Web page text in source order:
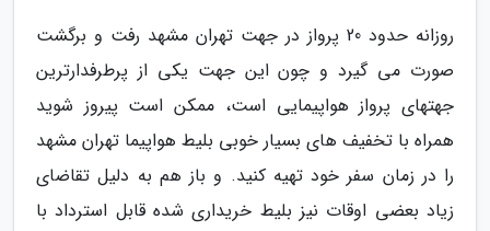
روزانه حدود 20 پرواز در جهت تهران مشهد رفت و برگشت
صورت می گیرد و چون این جهت یکی از پرطرفدارترین
جهتهای پرواز هواپیمایی است، ممکن است پیروز شوید
همراه با تخفیف های بسیار خوبی بلیط هواپیما تهران مشهد
را در زمان سفر خود تهیه کنید. و باز هم به دلیل تقاضای
زیاد بعضی اوقات نیز بلیط خریداری شده قابل استرداد با